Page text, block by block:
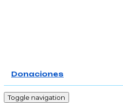
Donaciones
Toggle navigation